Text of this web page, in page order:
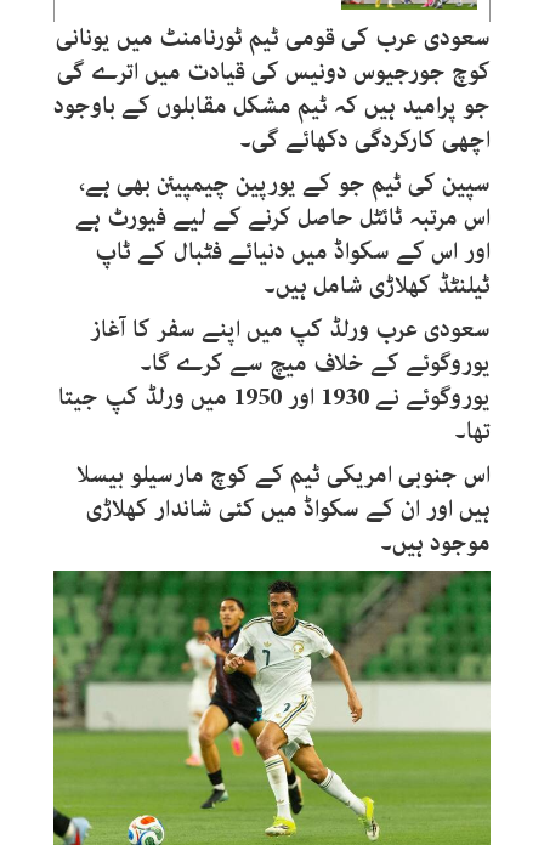
سعودی عرب کی قومی ٹیم ٹورنامنٹ میں یونانی
کوچ جورجیوس دونیس کی قیادت میں اترے گی
جو پرامید ہیں کہ ٹیم مشکل مقابلوں کے باوجود
اچھی کارکردگی دکھائے گی۔
سپین کی ٹیم جو کے یورپین چیمپیئن بھی ہے،
اس مرتبہ ٹائٹل حاصل کرنے کے لیے فیورٹ ہے
اور اس کے سکواڈ میں دنیائے فٹبال کے ٹاپ
ٹیلنٹڈ کھلاڑی شامل ہیں۔
سعودی عرب ورلڈ کپ میں اپنے سفر کا آغاز
یوروگوئے کے خلاف میچ سے کرے گا۔
یوروگوئے نے 1930 اور 1950 میں ورلڈ کپ جیتا
تھا۔
اس جنوبی امریکی ٹیم کے کوچ مارسیلو بیسلا
ہیں اور ان کے سکواڈ میں کئی شاندار کھلاڑی
موجود ہیں۔